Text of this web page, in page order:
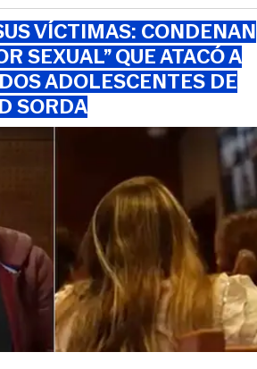
VÍCTIMAS: CONDENAN
SEXUAL” QUE ATACÓ A
ADOLESCENTES DE
SORDA